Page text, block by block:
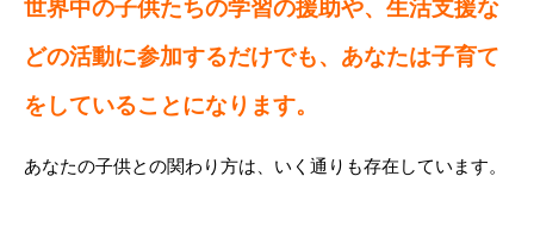
世界中の子供たちの学習の援助や、生活支援な
どの活動に参加するだけでも、あなたは子育て
をしていることになります。
あなたの子供との関わり方は、いく通りも存在しています。